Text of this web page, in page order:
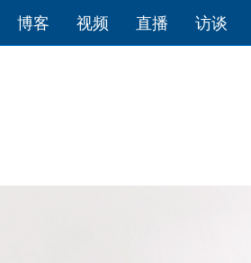
博客 视频 直播 访谈